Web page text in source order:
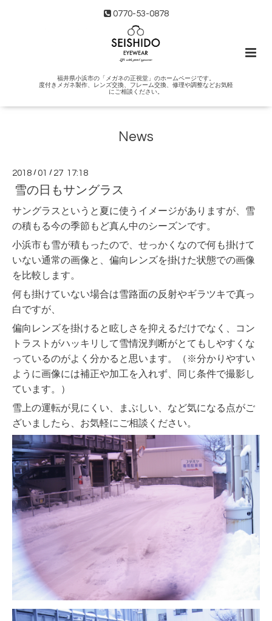
0770-53-0878
福井県小浜市の「メガネの正視堂」のホームページです。
度付きメガネ製作、レンズ交換、フレーム交換、修理や調整などお気軽
にご相談ください。
News
2018 /01 / 27 17:18
雪の日もサングラス
サングラスというと夏に使うイメージがありますが、雪
の積もる今の季節もど真ん中のシーズンです。
小浜市も雪が積もったので、せっかくなので何も掛けて
いない通常の画像と、偏向レンズを掛けた状態での画像
を比較します。
何も掛けていない場合は雪路面の反射やギラツキで真っ
白ですが、
偏向レンズを掛けると眩しさを抑えるだけでなく、コン
トラストがハッキリして雪情況判断がとてもしやすくな
っているのがよく分かると思います。（ ※分かりやすい
ように画像には補正や加工を入れず、同じ条件で撮影し
ています。）
雪上の運転が見にくい、まぶしい、など気になる点がご
ざいましたら、お気軽にご相談ください。